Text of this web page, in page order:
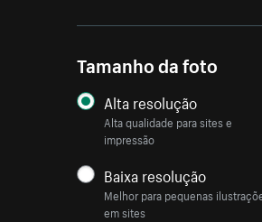
Tamanho da foto
Alta resolução
Alta qualidade para sites e
impressão
Baixa resolução
Melhor para pequenas
em sites